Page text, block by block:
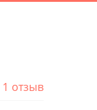
1 отзыв